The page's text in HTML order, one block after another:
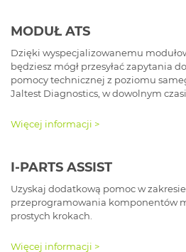
MODUŁ ATS
Dzięki wyspecjalizowanemu
będziesz mógł przesyłać zapytania
pomocy technicznej z poziomu
Jaltest Diagnostics, w dowolnym
Więcej informacji >
I-PARTS ASSIST
Uzyskaj dodatkową pomoc w
przeprogramowania komponentów
prostych krokach.
Więcej informacji >